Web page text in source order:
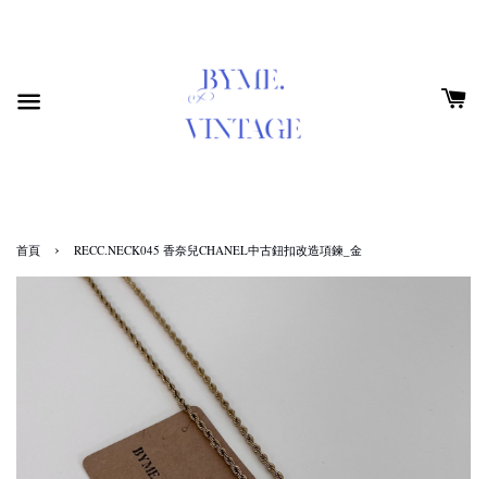
首頁 › RECC.NECK045 香奈兒CHANEL中古鈕扣改造項鍊_金